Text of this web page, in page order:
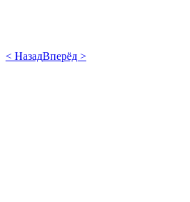
< НазадВперёд >